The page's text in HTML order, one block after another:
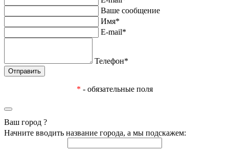
Ваше сообщение
Имя*
E-mail*
Телефон*
* - обязательные поля
Ваш город ?
Начните вводить название города, а мы подскажем: